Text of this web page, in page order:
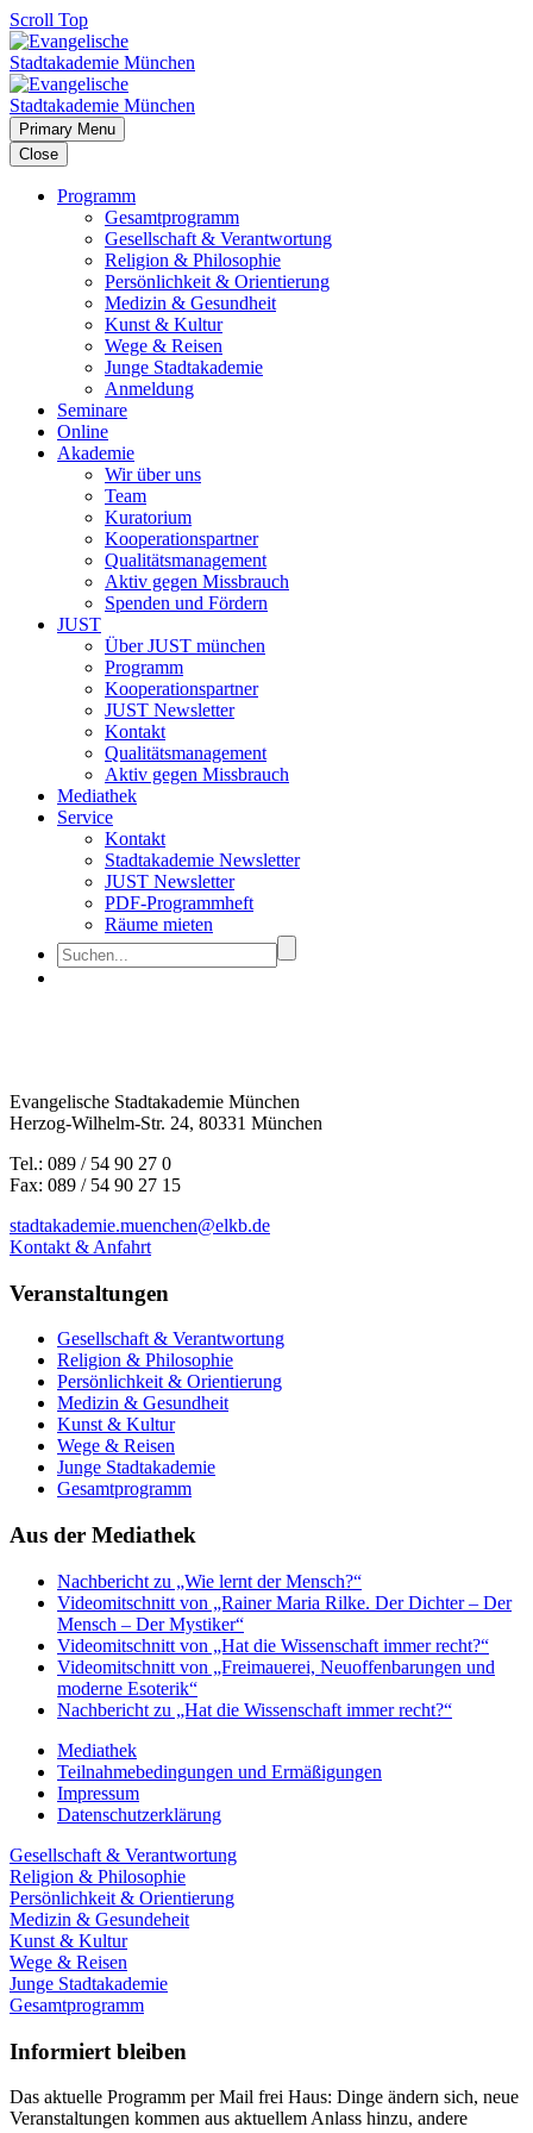
Scroll Top
Primary Menu
Close
Programm
Gesamtprogramm
Gesellschaft & Verantwortung
Religion & Philosophie
Persönlichkeit & Orientierung
Medizin & Gesundheit
Kunst & Kultur
Wege & Reisen
Junge Stadtakademie
Anmeldung
Seminare
Online
Akademie
Wir über uns
Team
Kuratorium
Kooperationspartner
Qualitätsmanagement
Aktiv gegen Missbrauch
Spenden und Fördern
JUST
Über JUST münchen
Programm
Kooperationspartner
JUST Newsletter
Kontakt
Qualitätsmanagement
Aktiv gegen Missbrauch
Mediathek
Service
Kontakt
Stadtakademie Newsletter
JUST Newsletter
PDF-Programmheft
Räume mieten
Evangelische Stadtakademie München
Herzog-Wilhelm-Str. 24, 80331 München
Tel.: 089 / 54 90 27 0
Fax: 089 / 54 90 27 15
stadtakademie.muenchen@elkb.de
Kontakt & Anfahrt
Veranstaltungen
Gesellschaft & Verantwortung
Religion & Philosophie
Persönlichkeit & Orientierung
Medizin & Gesundheit
Kunst & Kultur
Wege & Reisen
Junge Stadtakademie
Gesamtprogramm
Aus der Mediathek
Nachbericht zu „Wie lernt der Mensch?“
Videomitschnitt von „Rainer Maria Rilke. Der Dichter – Der
Mensch – Der Mystiker“
Videomitschnitt von „Hat die Wissenschaft immer recht?“
Videomitschnitt von „Freimauerei, Neuoffenbarungen und
moderne Esoterik“
Nachbericht zu „Hat die Wissenschaft immer recht?“
Mediathek
Teilnahmebedingungen und Ermäßigungen
Impressum
Datenschutzerklärung
Gesellschaft & Verantwortung
Religion & Philosophie
Persönlichkeit & Orientierung
Medizin & Gesundeheit
Kunst & Kultur
Wege & Reisen
Junge Stadtakademie
Gesamtprogramm
Informiert bleiben
Das aktuelle Programm per Mail frei Haus: Dinge ändern sich, neue
Veranstaltungen kommen aus aktuellem Anlass hinzu, andere